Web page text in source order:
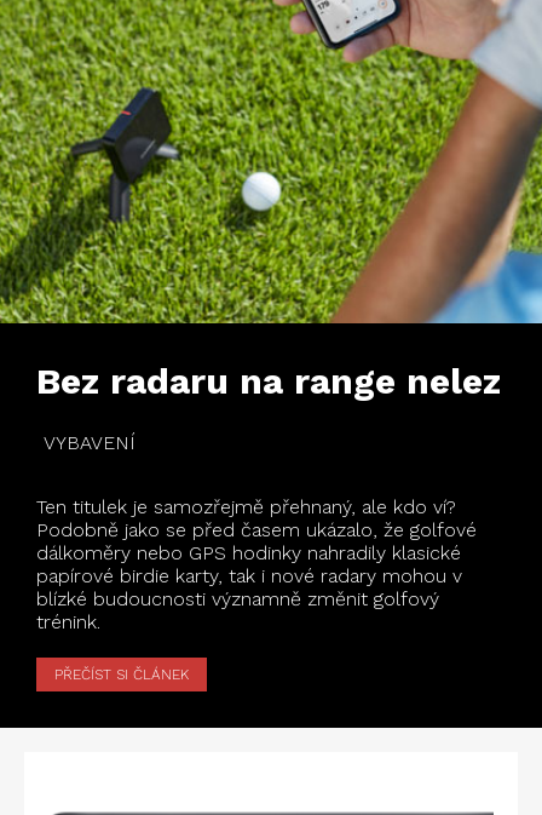
Bez radaru na range nelez
VYBAVENÍ
Ten titulek je samozřejmě přehnaný, ale kdo ví?
Podobně jako se před časem ukázalo, že golfové
dálkoměry nebo GPS hodinky nahradily klasické
papírové birdie karty, tak i nové radary mohou v
blízké budoucnosti významně změnit golfový
trénink.
PŘEČÍST SI ČLÁNEK